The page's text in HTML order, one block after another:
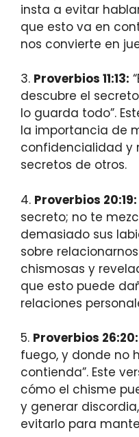
insta a evitar
que esto va en
nos convierte en
3. Proverbios 11:13:
descubre el
lo guarda todo”.
la importancia de
confidencialidad y
secretos de otros.
4. Proverbios 20:19:
secreto; no te
demasiado sus
sobre
chismosas y
que esto puede
relaciones
5. Proverbios 26:20:
fuego, y donde no
contienda”. Este
cómo el chisme
y generar
evitarlo para